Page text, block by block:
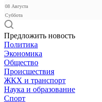
08 Августа
Суббота
Предложить новость
Политика
Экономика
Общество
Происшествия
ЖКХ и транспорт
Наука и образование
Спорт